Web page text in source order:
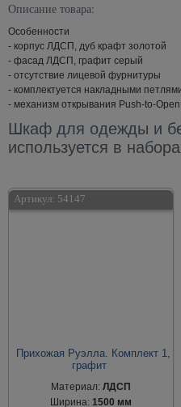
Описание товара:
Особенности
- корпус ЛДСП, дуб крафт золотой
- фасад ЛДСП, графит серый
- отсутствие лицевой фурнитуры
- комплектуется накладными
- механизм открывания Push-to-Open
Шкаф для одежды и
используется в
Артикул: 54147
Прихожая Руэлла. Комплект 1,
графит
Материал:ЛДСП
Ширина:1500 мм